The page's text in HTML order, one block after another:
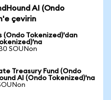
AI (Ondo
çevirin
(Ondo Tokenized)'dan
SOUNon
Treasury Fund (Ondo
AI (Ondo Tokenized)'na